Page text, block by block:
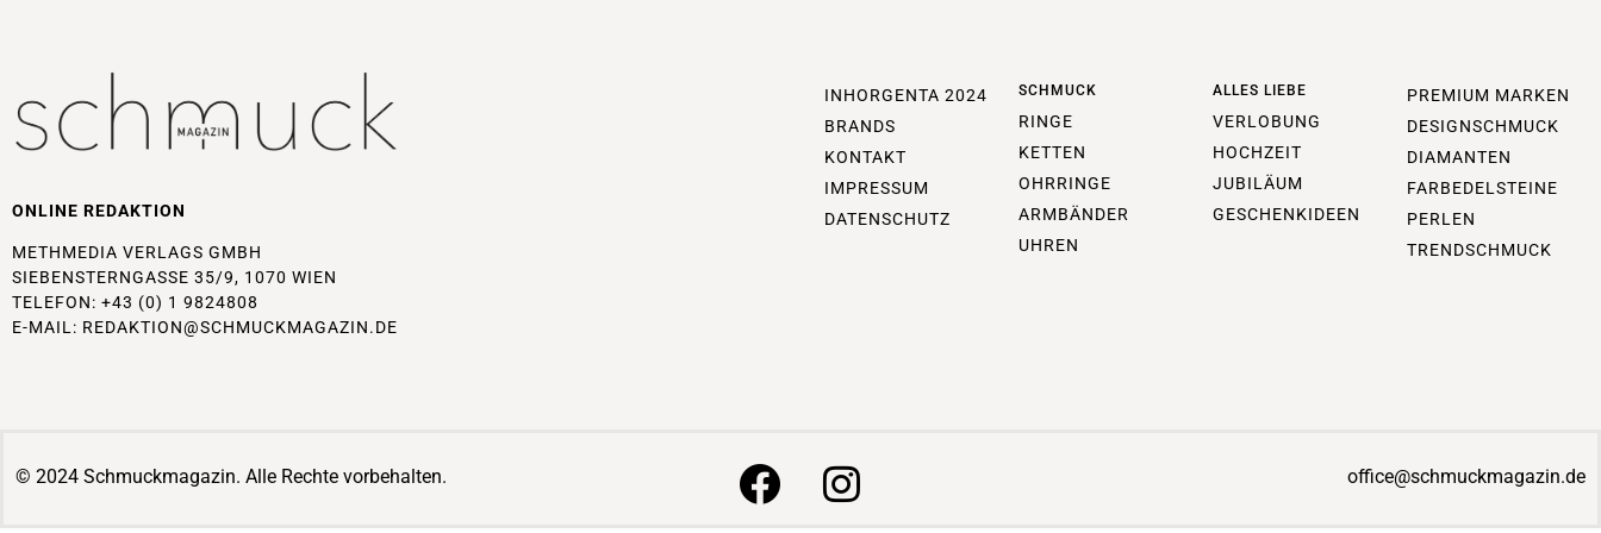
ONLINE REDAKTION
METHMEDIA VERLAGS GMBH
SIEBENSTERNGASSE 35/9, 1070 WIEN
TELEFON: +43 (0) 1 9824808
E-MAIL: REDAKTION@SCHMUCKMAGAZIN.DE
INHORGENTA 2024
BRANDS
KONTAKT
IMPRESSUM
DATENSCHUTZ
SCHMUCK
RINGE
KETTEN
OHRRINGE
ARMBÄNDER
UHREN
ALLES LIEBE
VERLOBUNG
HOCHZEIT
JUBILÄUM
GESCHENKIDEEN
PREMIUM MARKEN
DESIGNSCHMUCK
DIAMANTEN
FARBEDELSTEINE
PERLEN
TRENDSCHMUCK
© 2024 Schmuckmagazin. Alle Rechte vorbehalten. office@schmuckmagazin.de